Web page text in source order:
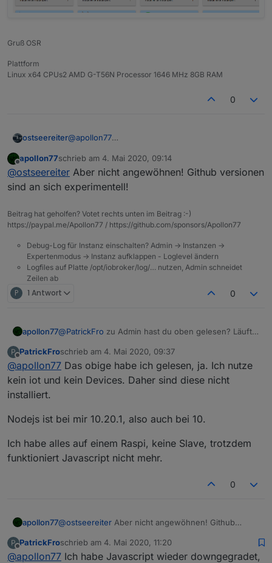
Gruß OSR
Plattform
Linux x64 CPUs2 AMD G-T56N Processor 1646 MHz 8GB RAM
0
ostseereiter@apollon77
adapter über git installiert weil da ja auch die
Stable ist und das ging.
Offline
apollon77schrieb am 4. Mai 2020, 09:14
zuletzt editiert von
@ostseereiter Aber nicht angewöhnen! Github versionen
sind an sich experimentell!
Beitrag hat geholfen? Votet rechts unten im Beitrag :-)
https://paypal.me/Apollon77 / https://github.com/sponsors/Apollon77
Debug-Log für Instanz einschalten? Admin -> Instanzen ->
Expertenmodus -> Instanz aufklappen - Loglevel ändern
Logfiles auf Platte /opt/iobroker/log/… nutzen, Admin schneidet
Zeilen ab
P 1 Antwort 0
apollon77@PatrickFro zu Admin hast du oben gelesen? Läuft
installiert sein und eine Instanz existieren. Dünnes
Licht laufen sondern nur da sein. Dann startet er
auch wieder.
P
Offline
PatrickFroschrieb am 4. Mai 2020, 09:37
zuletzt editiert von
@apollon77 Das obige habe ich gelesen, ja. Ich nutze
kein iot und kein Devices. Daher sind diese nicht
installiert.
Nodejs ist bei mir 10.20.1, also auch bei 10.
Ich habe alles auf einem Raspi, keine Slave, trotzdem
funktioniert Javascript nicht mehr.
0
apollon77@ostseereiter Aber nicht angewöhnen! Github
P
Offline
PatrickFroschrieb am 4. Mai 2020, 11:20
zuletzt editiert von
@apollon77 Ich habe Javascript wieder downgegradet,